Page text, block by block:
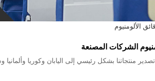
الألومنيوم
الشركات المصنعة
بشكل رئيسي إلى اليابان وكوريا وألمانيا